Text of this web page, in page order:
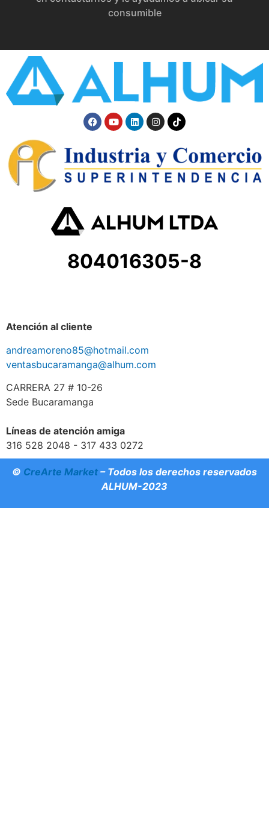
consumible
804016305-8
Atención al cliente
andreamoreno85@hotmail.com
ventasbucaramanga@alhum.com
CARRERA 27 # 10-26
Sede Bucaramanga
Líneas de atención amiga
316 528 2048 - 317 433 0272
© CreArte Market – Todos los derechos reservados
ALHUM-2023